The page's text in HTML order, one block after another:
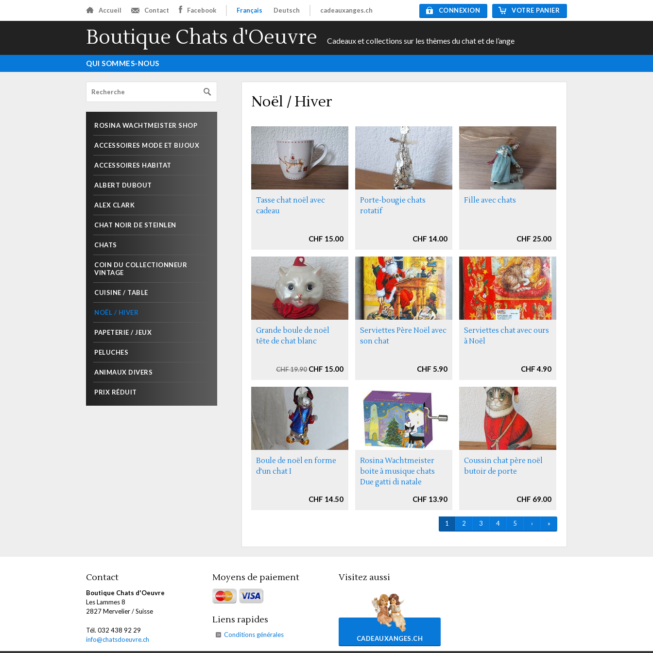
Accueil Contact Facebook Français Deutsch cadeauxanges.ch CONNEXION VOTRE PANIER
Boutique Chats d'Oeuvre Cadeaux et collections sur les thèmes du chat et de l’ange
QUI SOMMES-NOUS
ROSINA WACHTMEISTER SHOP
ACCESSOIRES MODE ET BIJOUX
ACCESSOIRES HABITAT
ALBERT DUBOUT
ALEX CLARK
CHAT NOIR DE STEINLEN
CHATS
COIN DU COLLECTIONNEUR
VINTAGE
CUISINE / TABLE
NOËL / HIVER
PAPETERIE / JEUX
PELUCHES
ANIMAUX DIVERS
PRIX RÉDUIT
Noël / Hiver
Tasse chat noël avec
cadeau
CHF 15.00
Porte-bougie chats
rotatif
CHF 14.00
Fille avec chats
CHF 25.00
Grande boule de noël
tête de chat blanc
CHF 19.90 CHF 15.00
Serviettes Père Noël avec
son chat
CHF 5.90
Serviettes chat avec ours
à Noël
CHF 4.90
Boule de noël en forme
d'un chat I
CHF 14.50
Rosina Wachtmeister
boite à musique chats
Due gatti di natale
CHF 13.90
Coussin chat père noël
butoir de porte
CHF 69.00
1 2 3 4 5 › »
Contact
Boutique Chats d'Oeuvre
Les Lammes 8
2827 Mervelier / Suisse
Tél. 032 438 92 29
info@chatsdoeuvre.ch
Moyens de paiement
Liens rapides
Conditions générales
Visitez aussi
CADEAUXANGES.CH